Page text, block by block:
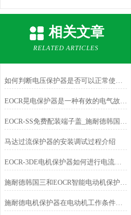
相关文章
RELATED ARTICLES
如何判断电压保护器是否可以正常使用？
EOCR晃电保护器是一种有效的电气故障保护设备
EOCR-SS免费配装端子盖_施耐德韩国三和SAMWHA
马达过流保护器的安装调试过程介绍
EOCR-3DE电机保护器如何进行电流设定
施耐德韩国三和EOCR智能电动机保护器石油化工行业应用
施耐德电机保护器在电动机工作条件下有哪些选择？